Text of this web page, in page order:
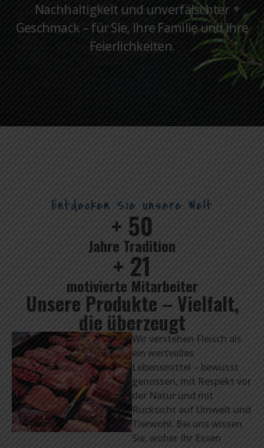
Nachhaltigkeit und unverfälschter
Geschmack – für Sie, Ihre Familie und Ihre
Feierlichkeiten.
Entdecken Sie unsere Welt
+ 50
Jahre Tradition
+ 21
motivierte Mitarbeiter
Unsere Produkte – Vielfalt,
die überzeugt
Wir verstehen Fleisch als
ein wertvolles
Lebensmittel – bewusst
genossen, mit Respekt vor
der Natur und mit
Rücksicht auf Umwelt und
Tierwohl. Bei uns wissen
Sie, woher Ihr Essen